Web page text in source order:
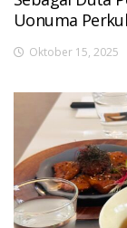
Uonuma
Oktober 15, 2025